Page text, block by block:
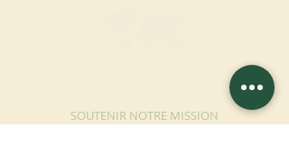
FAIRE UN DON
SOUTENIR NOTRE MISSION